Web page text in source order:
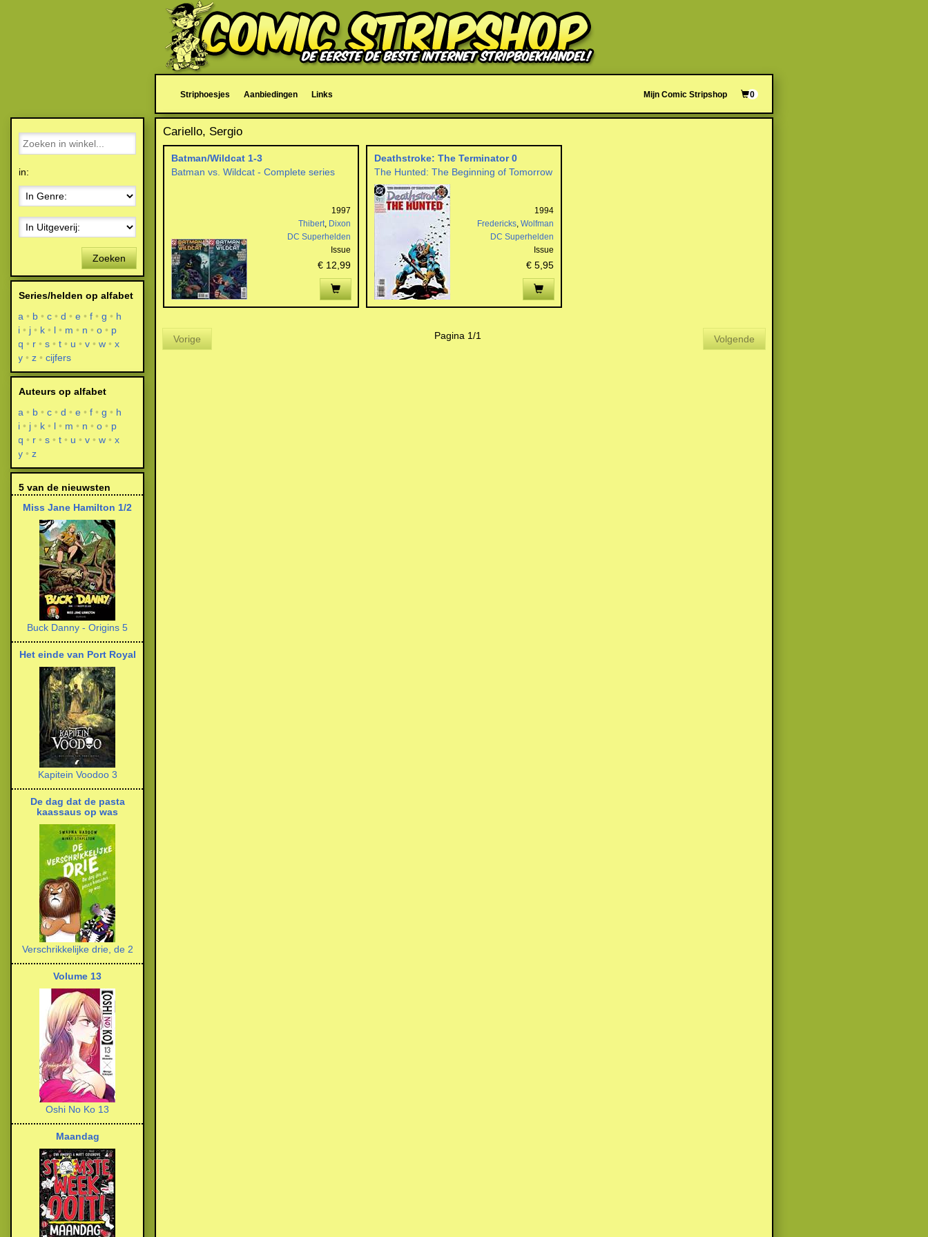
Striphoesjes Aanbiedingen Links Mijn Comic Stripshop 0
Cariello, Sergio
Batman/Wildcat 1-3
Batman vs. Wildcat - Complete series
1997
Thibert, Dixon
DC Superhelden
Issue
€ 12,99
Deathstroke: The Terminator 0
The Hunted: The Beginning of Tomorrow
1994
Fredericks, Wolfman
DC Superhelden
Issue
€ 5,95
Vorige Pagina 1/1 Volgende
in:
Zoeken
Series/helden op alfabet
a
b c d e f g
h
i
j k l m n o
p
q
r s t u v w
x
y
z cijfers
Auteurs op alfabet
a
b c d e f g
h
i
j k l m n o
p
q
r s t u v w
x
y
z
5 van de nieuwsten
Miss Jane Hamilton 1/2
Buck Danny - Origins 5
Het einde van Port Royal
Kapitein Voodoo 3
De dag dat de pasta
kaassaus op was
Verschrikkelijke drie, de 2
Volume 13
Oshi No Ko 13
Maandag